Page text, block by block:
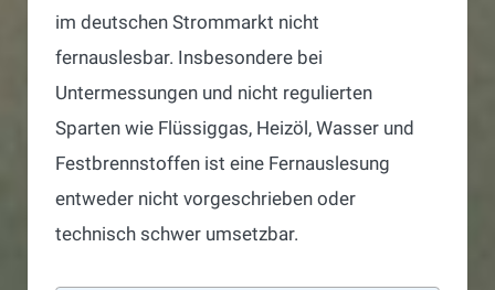
im deutschen Strommarkt nicht
fernauslesbar. Insbesondere bei
Untermessungen und nicht regulierten
Sparten wie Flüssiggas, Heizöl, Wasser und
Festbrennstoffen ist eine Fernauslesung
entweder nicht vorgeschrieben oder
technisch schwer umsetzbar.